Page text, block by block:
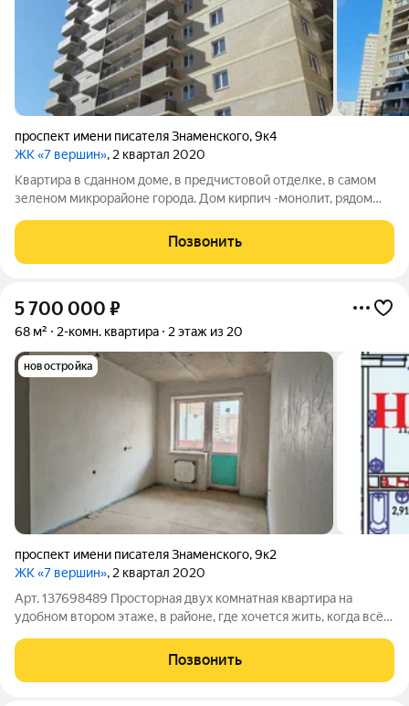
проспект имени писателя Знаменского,9к4
ЖК «7 вершин», 2 квартал 2020
Квартира в сданном доме, в предчистовой отделке, в самом
зеленом микрорайоне города. Дом кирпич -монолит, рядом
квартире есть гардеробная.Позвонить
5 700 000 ₽
68 м² 2-комн. квартира 2 этаж из 20
новостройка
проспект имени писателя Знаменского,9к2
ЖК «7 вершин», 2 квартал 2020
Арт. 137698489 Просторная двух комнатная квартира на
удобном втором этаже, в районе, где хочется жить, когда всё
в договоре Мат капитал можно Ипотека базовая под 11,9%,
СЕМЕЙНОЙ ИПОТЕКИ НЕТ
Позвонить